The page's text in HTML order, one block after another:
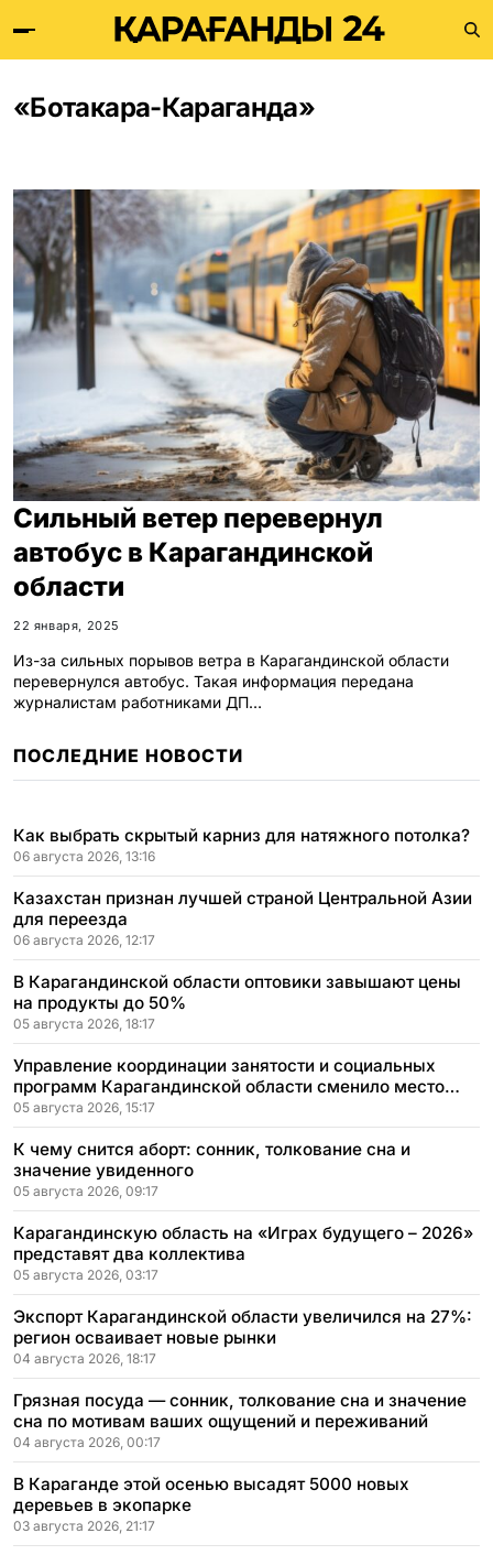
«Ботакара-Караганда»
Сильный ветер перевернул
автобус в Карагандинской
области
22 января, 2025
Из-за сильных порывов ветра в Карагандинской области
перевернулся автобус. Такая информация передана
журналистам работниками ДП…
ПОСЛЕДНИЕ НОВОСТИ
Как выбрать скрытый карниз для натяжного потолка?
06 августа 2026, 13:16
Казахстан признан лучшей страной Центральной Азии
для переезда
06 августа 2026, 12:17
В Карагандинской области оптовики завышают цены
на продукты до 50%
05 августа 2026, 18:17
Управление координации занятости и социальных
программ Карагандинской области сменило место
расположения
05 августа 2026, 15:17
К чему снится аборт: сонник, толкование сна и
значение увиденного
05 августа 2026, 09:17
Карагандинскую область на «Играх будущего – 2026»
представят два коллектива
05 августа 2026, 03:17
Экспорт Карагандинской области увеличился на 27%:
регион осваивает новые рынки
04 августа 2026, 18:17
Грязная посуда — сонник, толкование сна и значение
сна по мотивам ваших ощущений и переживаний
04 августа 2026, 00:17
В Караганде этой осенью высадят 5000 новых
деревьев в экопарке
03 августа 2026, 21:17